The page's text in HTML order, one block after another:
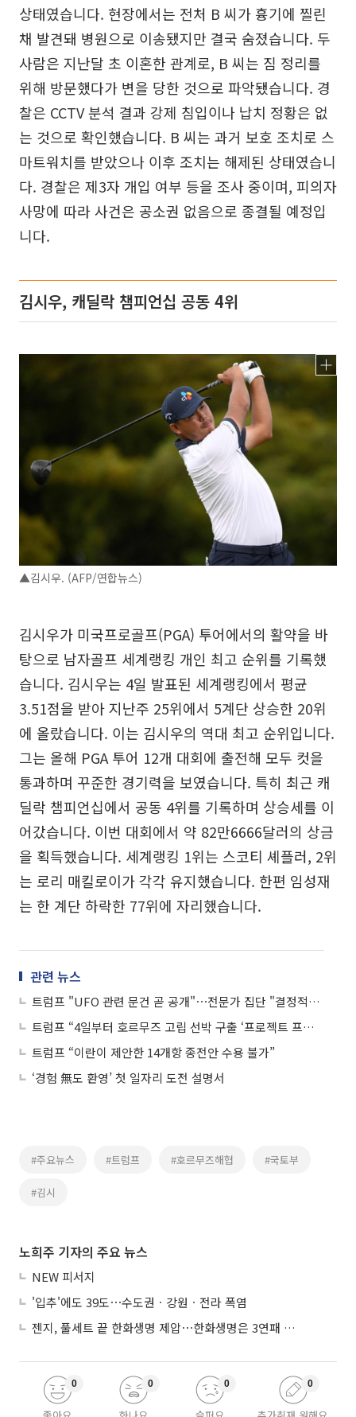
상태였습니다. 현장에서는 전처 B 씨가 흉기에 찔린
채 발견돼 병원으로 이송됐지만 결국 숨졌습니다. 두
사람은 지난달 초 이혼한 관계로, B 씨는 짐 정리를
위해 방문했다가 변을 당한 것으로 파악됐습니다. 경
찰은 CCTV 분석 결과 강제 침입이나 납치 정황은 없
는 것으로 확인했습니다. B 씨는 과거 보호 조치로 스
마트워치를 받았으나 이후 조치는 해제된 상태였습니
다. 경찰은 제3자 개입 여부 등을 조사 중이며, 피의자
사망에 따라 사건은 공소권 없음으로 종결될 예정입
니다.
김시우, 캐딜락 챔피언십 공동 4위
▲김시우. (AFP/연합뉴스)
김시우가 미국프로골프(PGA) 투어에서의 활약을 바
탕으로 남자골프 세계랭킹 개인 최고 순위를 기록했
습니다. 김시우는 4일 발표된 세계랭킹에서 평균
3.51점을 받아 지난주 25위에서 5계단 상승한 20위
에 올랐습니다. 이는 김시우의 역대 최고 순위입니다.
그는 올해 PGA 투어 12개 대회에 출전해 모두 컷을
통과하며 꾸준한 경기력을 보였습니다. 특히 최근 캐
딜락 챔피언십에서 공동 4위를 기록하며 상승세를 이
어갔습니다. 이번 대회에서 약 82만6666달러의 상금
을 획득했습니다. 세계랭킹 1위는 스코티 셰플러, 2위
는 로리 매킬로이가 각각 유지했습니다. 한편 임성재
는 한 계단 하락한 77위에 자리했습니다.
관련 뉴스
트럼프 "UFO 관련 문건 곧 공개"⋯전문가 집단 "결정적이지 않아"
트럼프 “4일부터 호르무즈 고립 선박 구출 ‘프로젝트 프리덤’ 개시”
트럼프 “이란이 제안한 14개항 종전안 수용 불가”
‘경험 無도 환영’ 첫 일자리 도전 설명서
#주요뉴스 #트럼프 #호르무즈해협 #국토부
#김시
노희주 기자의 주요 뉴스
NEW 피서지
'입추'에도 39도⋯수도권ㆍ강원ㆍ전라 폭염
젠지, 풀세트 끝 한화생명 제압⋯한화생명은 3연패 수렁
0 0 0 0